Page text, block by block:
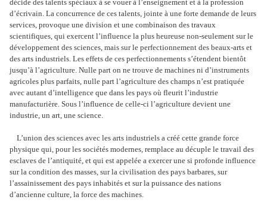
décide des talents spéciaux à se vouer à l’enseignement et à la profession
d’écrivain. La concurrence de ces talents, jointe à une forte demande de leurs
services, provoque une division et une combinaison des travaux
scientifiques, qui exercent l’influence la plus heureuse non-seulement sur le
développement des sciences, mais sur le perfectionnement des beaux-arts et
des arts industriels. Les effets de ces perfectionnements s’étendent bientôt
jusqu’à l’agriculture. Nulle part on ne trouve de machines ni d’instruments
agricoles plus parfaits, nulle part l’agriculture des champs n’est pratiquée
avec autant d’intelligence que dans les pays où fleurit l’industrie
manufacturière. Sous l’influence de celle-ci l’agriculture devient une
industrie, un art, une science.
L’union des sciences avec les arts industriels a créé cette grande force
physique qui, pour les sociétés modernes, remplace au décuple le travail des
esclaves de l’antiquité, et qui est appelée a exercer une si profonde influence
sur la condition des masses, sur la civilisation des pays barbares, sur
l’assainissement des pays inhabités et sur la puissance des nations
d’ancienne culture, la force des machines.